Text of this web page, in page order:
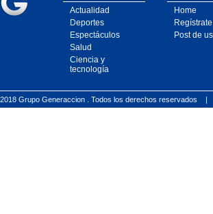
Actualidad
Deportes
Espectáculos
Salud
Ciencia y
tecnología
Home
Regístrate
Post de
2018 Grupo Generaccion . Todos los derechos reservados |